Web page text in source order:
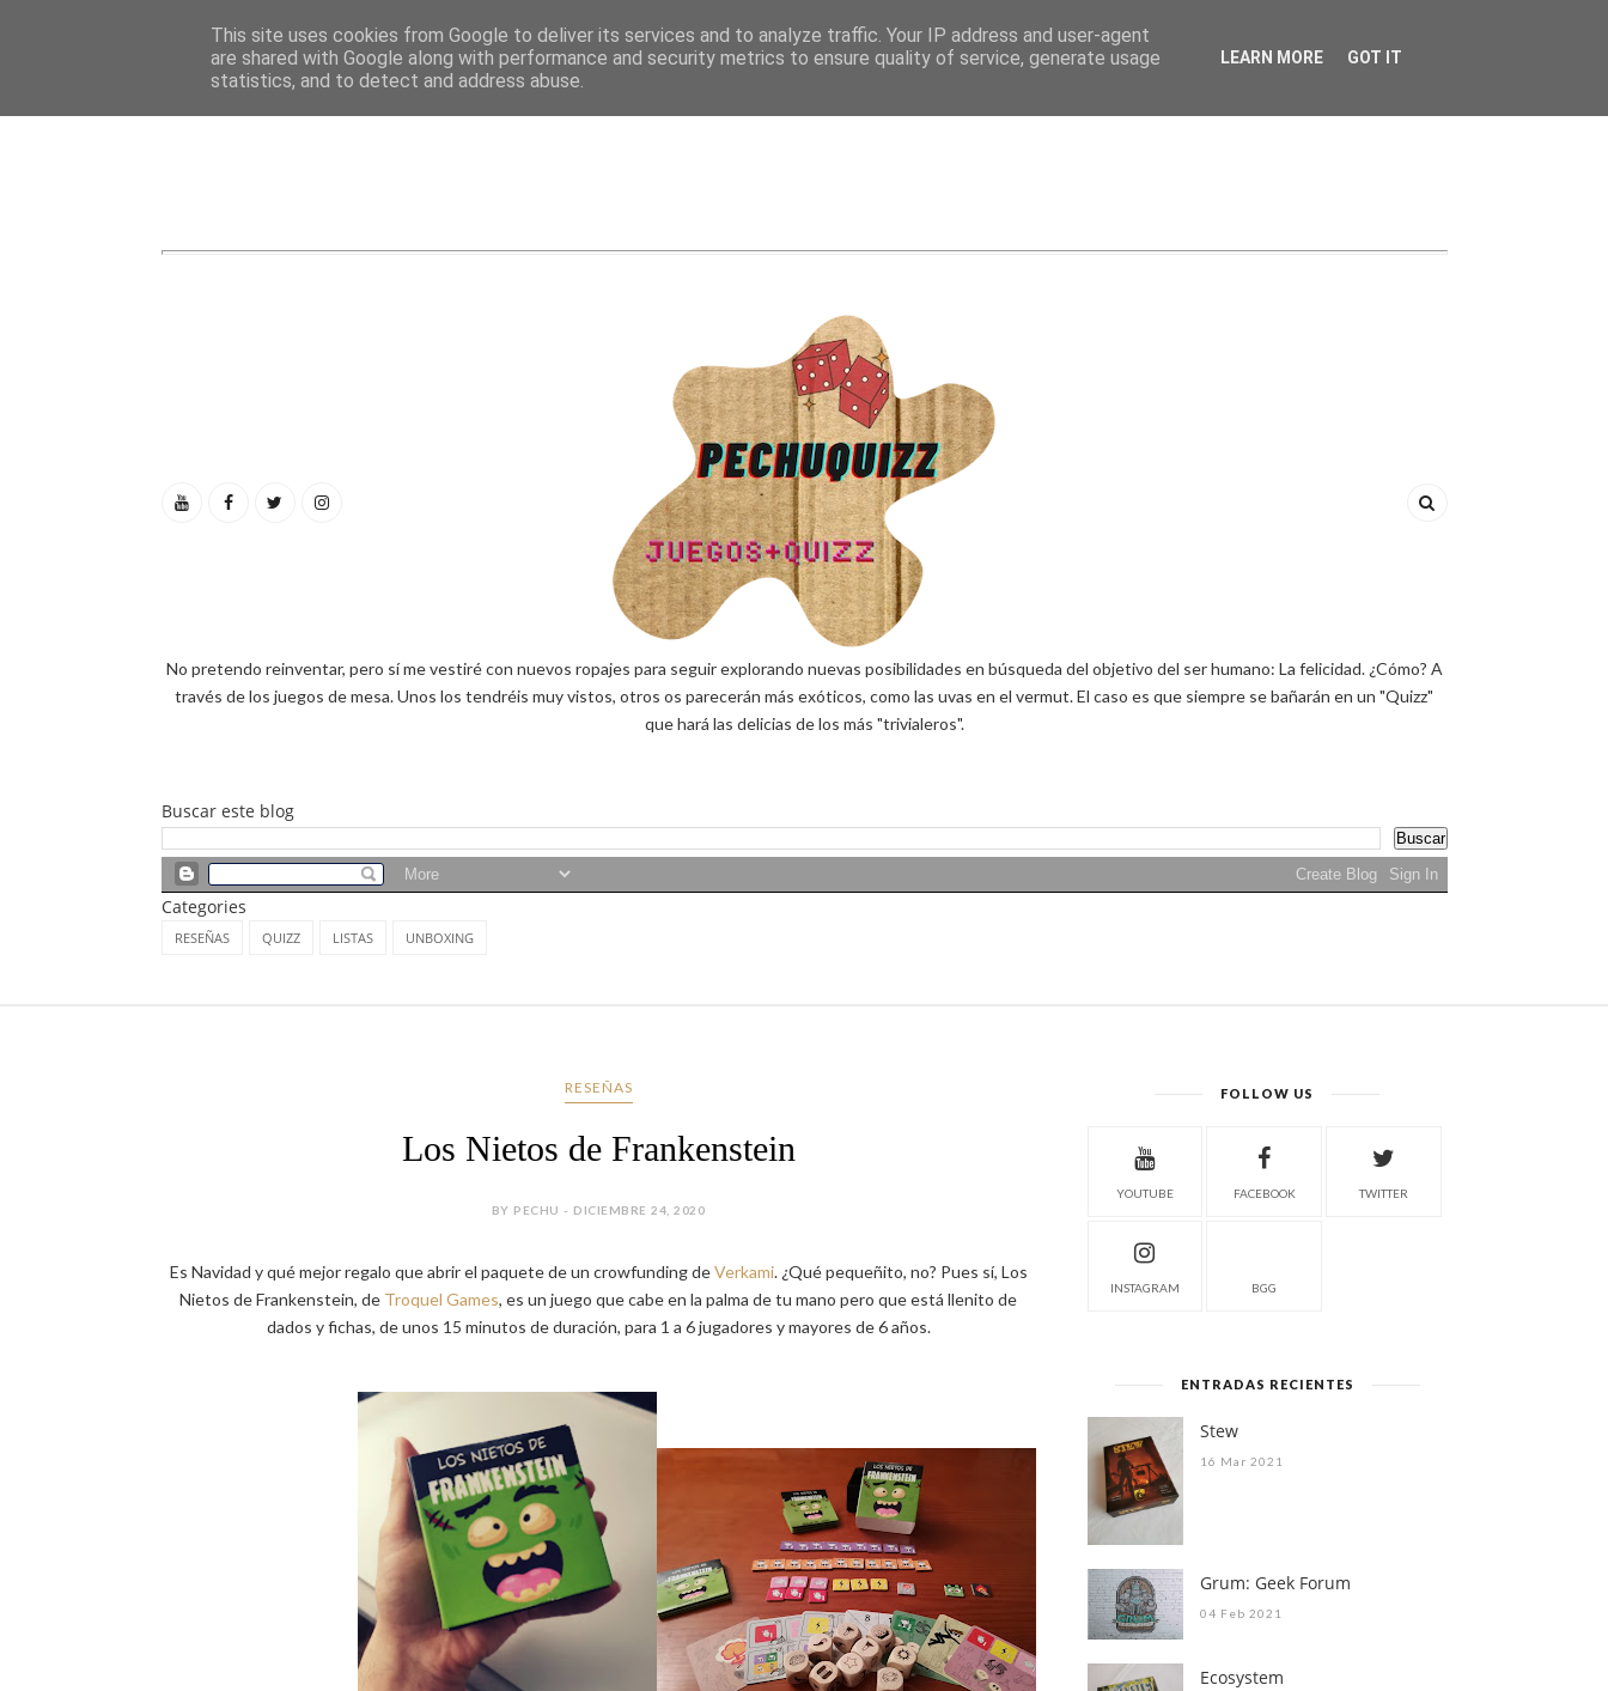
Seguidores
No pretendo reinventar, pero sí me vestiré con nuevos ropajes para seguir explorando nuevas posibilidades en búsqueda del objetivo del ser humano: La felicidad. ¿Cómo? A
través de los juegos de mesa. Unos los tendréis muy vistos, otros os parecerán más exóticos, como las uvas en el vermut. El caso es que siempre se bañarán en un "Quizz"
que hará las delicias de los más "trivialeros".
Buscar este blog
Categories
RESEÑAS QUIZZ LISTAS UNBOXING
RESEÑAS
Los Nietos de Frankenstein
BY PECHU - DICIEMBRE 24, 2020
Es Navidad y qué mejor regalo que abrir el paquete de un crowfunding deVerkami. ¿Qué pequeñito, no? Pues sí, Los
Nietos de Frankenstein, de Troquel Games, es un juego que cabe en la palma de tu mano pero que está llenito de
dados y fichas, de unos 15 minutos de duración, para 1 a 6 jugadores y mayores de 6 años.
FOLLOW US
YOUTUBE FACEBOOK TWITTER
INSTAGRAM BGG
ENTRADAS RECIENTES
Stew
16 Mar 2021
Grum: Geek Forum
04 Feb 2021
Ecosystem
This site uses cookies from Google to deliver its services and to analyze traffic. Your IP address and user-agent
are shared with Google along with performance and security metrics to ensure quality of service, generate usage
statistics, and to detect and address abuse.
LEARN MORE GOT IT